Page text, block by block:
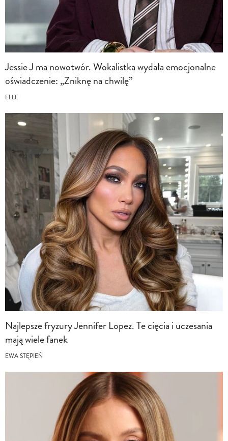
Jessie J ma nowotwór. Wokalistka wydała emocjonalne
oświadczenie: „Zniknę na chwilę”
ELLE
Najlepsze fryzury Jennifer Lopez. Te cięcia i uczesania
mają wiele fanek
EWA STĘPIEŃ